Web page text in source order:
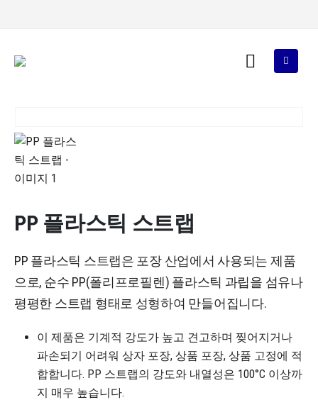
PP 플라스틱 스트랩
PP 플라스틱 스트랩은 포장 산업에서 사용되는 제품
으로, 순수 PP(폴리프로필렌) 플라스틱 과립을 섬유나
평평한 스트랩 형태로 성형하여 만들어집니다.
이 제품은 기계적 강도가 높고 견고하며 찢어지거나
파손되기 어려워 상자 포장, 상품 포장, 상품 고정에 적
합합니다. PP 스트랩의 강도와 내열성은 100°C 이상까
지 매우 높습니다.